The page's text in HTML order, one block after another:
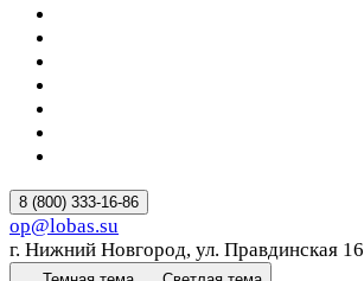
8 (800) 333-16-86
op@lobas.su
г. Нижний Новгород, ул. Правдинская 16